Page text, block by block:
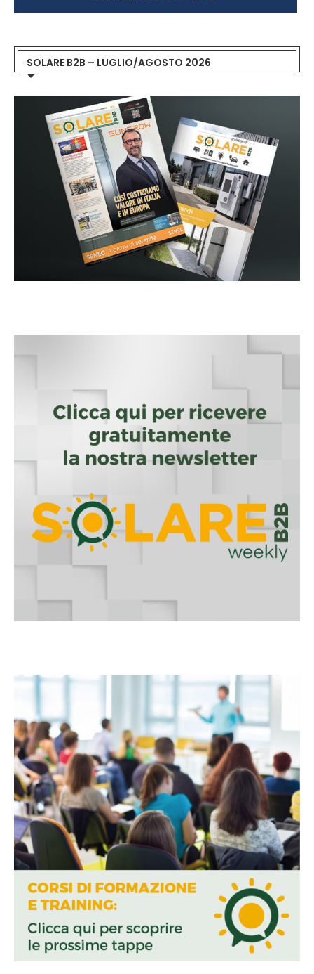
SOLARE B2B – LUGLIO/AGOSTO 2026